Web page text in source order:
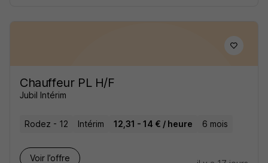
Chauffeur PL H/F
Jubil Intérim
Rodez - 12 Intérim 12,31 - 14 € / heure 6 mois
Voir l’offre